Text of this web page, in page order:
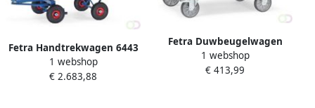
Fetra Handtrekwagen 6443
L trekoog Laadvlak 1.200 x
800 mm
1 webshop
€ 2.683,88
Fetra Duwbeugelwagen
2501 7016 Laadvlak 1.000 x
600 mm
1 webshop
€ 413,99